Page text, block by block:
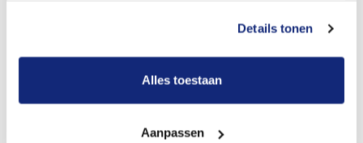
Details tonen
Alles toestaan
Aanpassen
Een betere uitvaart ervaring voor een betere